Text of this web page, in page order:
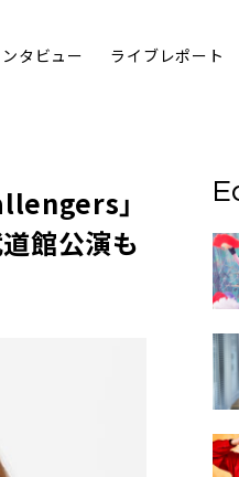
タビュー ライブレポート
」
館公演も